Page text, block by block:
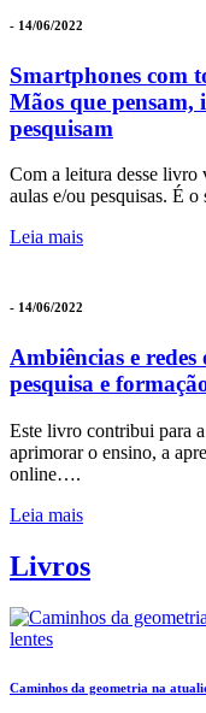
- 14/06/2022
Smartphones com
Mãos que pensam,
pesquisam
Com a leitura desse livro
aulas e/ou pesquisas. É
Leia mais
- 14/06/2022
Ambiências e
pesquisa e
Este livro contribui para
aprimorar o ensino, a
online….
Leia mais
Livros
Caminhos da geometria na